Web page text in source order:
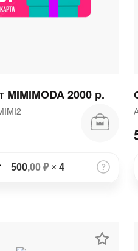
2000 р.
500,00 ₽× 4